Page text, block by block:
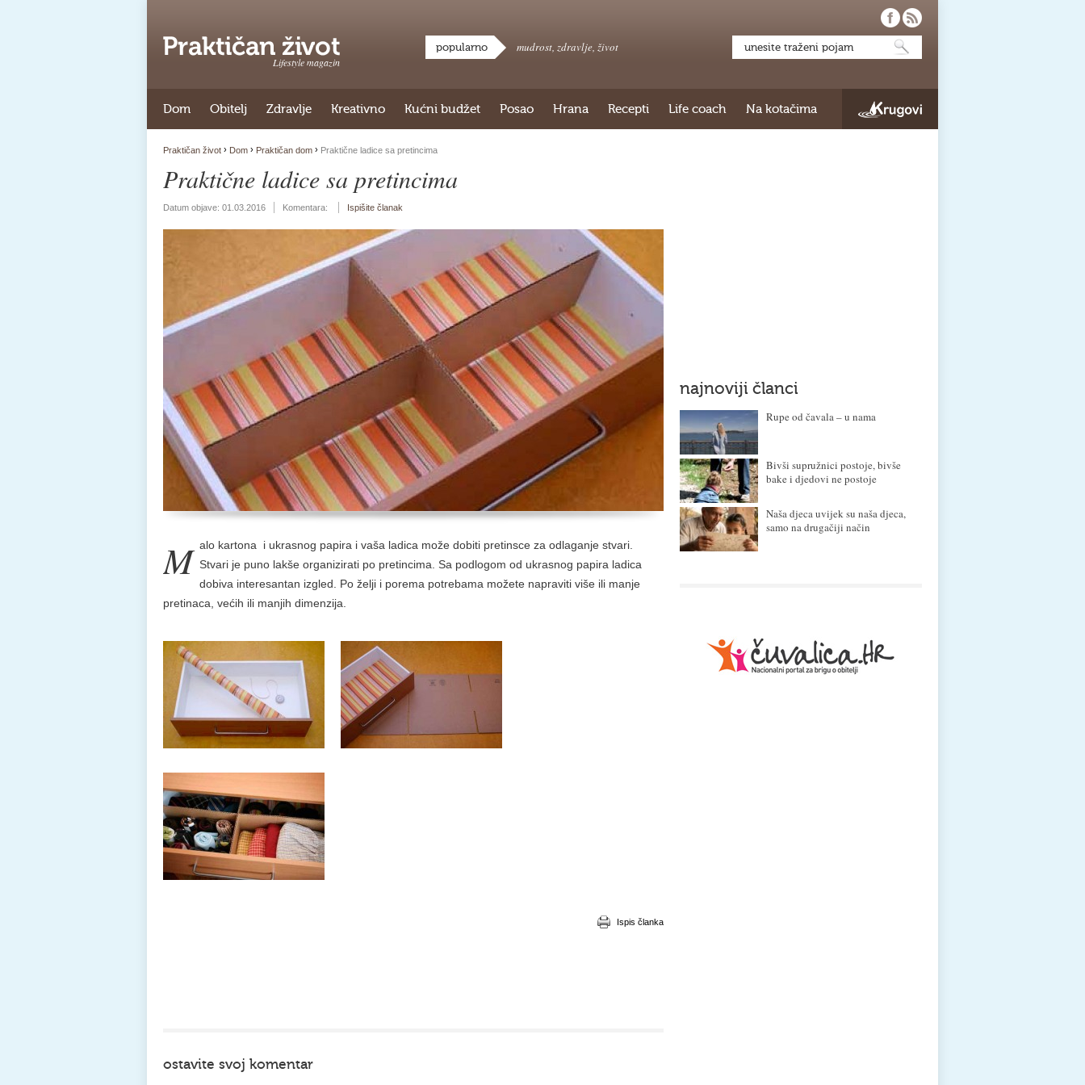
Lifestyle magazin
popularno mudrost, zdravlje, život
Dom Obitelj Zdravlje Kreativno Kućni budžet Posao Hrana Recepti Life coach Na kotačima
Praktičan život › Dom › Praktičan dom › Praktične ladice sa pretincima
Praktične ladice sa pretincima
Datum objave: 01.03.2016 Komentara: Ispišite članak
M alo kartona i ukrasnog papira i vaša ladica može dobiti pretinsce za odlaganje stvari.
Stvari je puno lakše organizirati po pretincima. Sa podlogom od ukrasnog papira ladica
dobiva interesantan izgled. Po želji i porema potrebama možete napraviti više ili manje
pretinaca, većih ili manjih dimenzija.
Ispis članka
ostavite svoj komentar
najnoviji članci
Rupe od čavala – u nama
Bivši supružnici postoje, bivše
bake i djedovi ne postoje
Naša djeca uvijek su naša djeca,
samo na drugačiji način